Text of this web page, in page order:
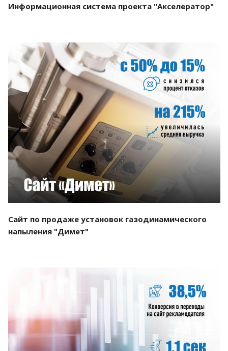
Информационная система проекта "Акселератор"
Смотреть проект
Сайт по продаже установок газодинамического
напыления "Димет"